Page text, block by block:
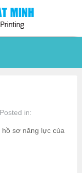
Posted in:
sơ năng lực của